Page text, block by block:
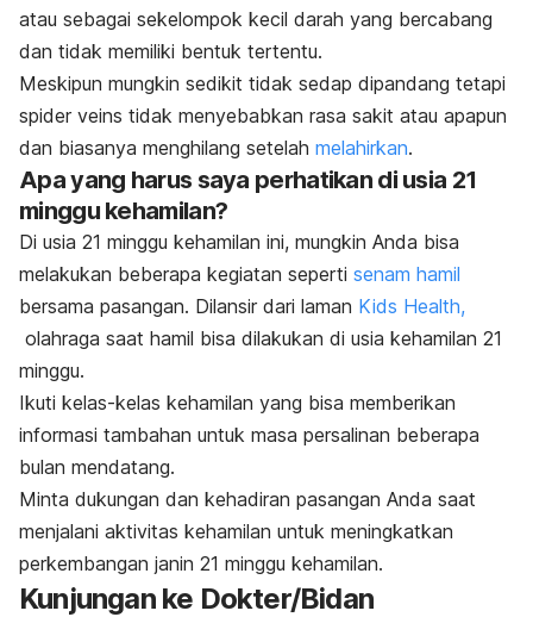
atau sebagai sekelompok kecil darah yang bercabang
dan tidak memiliki bentuk tertentu.
Meskipun mungkin sedikit tidak sedap dipandang tetapi
spider veins tidak menyebabkan rasa sakit atau apapun
dan biasanya menghilang setelah melahirkan.
Apa yang harus saya perhatikan di usia 21
minggu kehamilan?
Di usia 21 minggu kehamilan ini, mungkin Anda bisa
melakukan beberapa kegiatan seperti senam hamil
bersama pasangan. Dilansir dari laman Kids Health,
olahraga saat hamil bisa dilakukan di usia kehamilan 21
minggu.
Ikuti kelas-kelas kehamilan yang bisa memberikan
informasi tambahan untuk masa persalinan beberapa
bulan mendatang.
Minta dukungan dan kehadiran pasangan Anda saat
menjalani aktivitas kehamilan untuk meningkatkan
perkembangan janin 21 minggu kehamilan.
Kunjungan ke Dokter/Bidan